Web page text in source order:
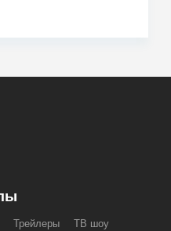
Трейлеры ТВ шоу